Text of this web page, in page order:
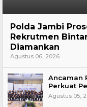
Polda Jambi
Rekrutmen
Diamankan
Agustus 06, 2026
Ancaman
Perkuat
Agustus 05,